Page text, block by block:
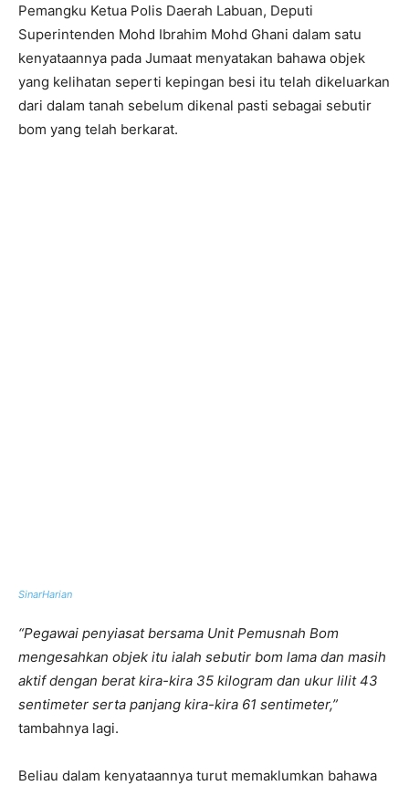
Pemangku Ketua Polis Daerah Labuan, Deputi
Superintenden Mohd Ibrahim Mohd Ghani dalam satu
kenyataannya pada Jumaat menyatakan bahawa objek
yang kelihatan seperti kepingan besi itu telah dikeluarkan
dari dalam tanah sebelum dikenal pasti sebagai sebutir
bom yang telah berkarat.
SinarHarian
“Pegawai penyiasat bersama Unit Pemusnah Bom
mengesahkan objek itu ialah sebutir bom lama dan masih
aktif dengan berat kira-kira 35 kilogram dan ukur lilit 43
sentimeter serta panjang kira-kira 61 sentimeter,”
tambahnya lagi.
Beliau dalam kenyataannya turut memaklumkan bahawa